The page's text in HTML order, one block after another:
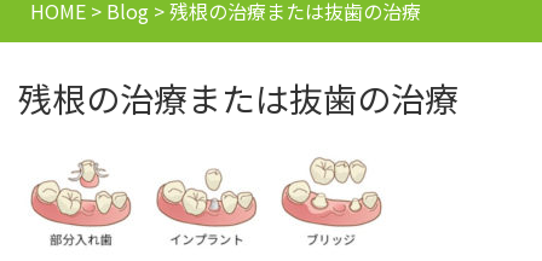
HOME > Blog >残根の治療または抜歯の治療
残根の治療または抜歯の治療